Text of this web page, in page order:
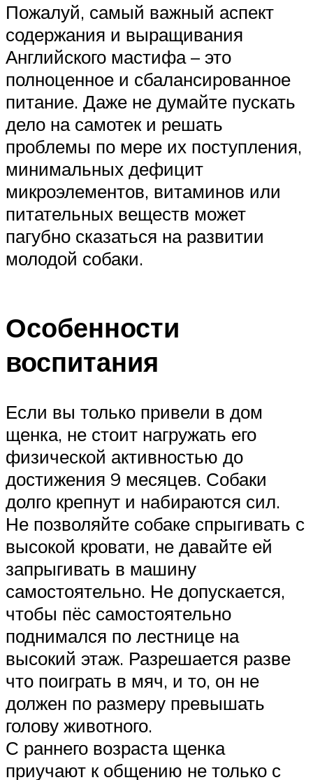
Пожалуй, самый важный аспект
содержания и выращивания
Английского мастифа – это
полноценное и сбалансированное
питание. Даже не думайте пускать
дело на самотек и решать
проблемы по мере их поступления,
минимальных дефицит
микроэлементов, витаминов или
питательных веществ может
пагубно сказаться на развитии
молодой собаки.
Особенности
воспитания
Если вы только привели в дом
щенка, не стоит нагружать его
физической активностью до
достижения 9 месяцев. Собаки
долго крепнут и набираются сил.
Не позволяйте собаке спрыгивать с
высокой кровати, не давайте ей
запрыгивать в машину
самостоятельно. Не допускается,
чтобы пёс самостоятельно
поднимался по лестнице на
высокий этаж. Разрешается разве
что поиграть в мяч, и то, он не
должен по размеру превышать
голову животного.
С раннего возраста щенка
приучают к общению не только с